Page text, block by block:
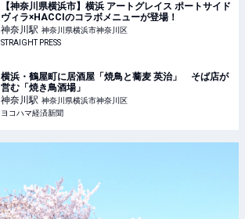
【神奈川県横浜市】横浜 アートグレイス ポートサイド
ヴィラ×HACCIのコラボメニューが登場！
神奈川駅 神奈川県横浜市神奈川区
STRAIGHT PRESS
横浜・鶴屋町に居酒屋「焼鳥と蕎麦 英治」 そば店が
営む「焼き鳥酒場」
神奈川駅 神奈川県横浜市神奈川区
ヨコハマ経済新聞